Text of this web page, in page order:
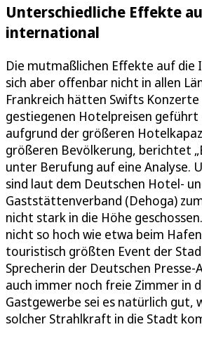
Unterschiedliche Effekte
international
Die mutmaßlichen Effekte auf
sich aber offenbar nicht in allen
Frankreich hätten Swifts
gestiegenen Hotelpreisen geführt
aufgrund der größeren
größeren Bevölkerung, berichtet
unter Berufung auf eine Analyse.
sind laut dem Deutschen Hotel-
Gaststättenverband (Dehoga)
nicht stark in die Höhe
nicht so hoch wie etwa beim
touristisch größten Event der
Sprecherin der Deutschen Presse-
auch immer noch freie Zimmer in
Gastgewerbe sei es natürlich gut,
solcher Strahlkraft in die Stadt